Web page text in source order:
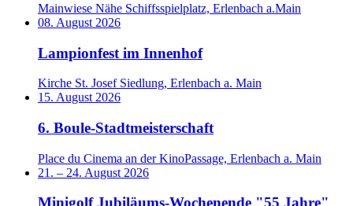
Mainwiese Nähe Schiffsspielplatz, Erlenbach a.Main
08. August 2026
Lampionfest im Innenhof
Kirche St. Josef Siedlung, Erlenbach a. Main
15. August 2026
6. Boule-Stadtmeisterschaft
Place du Cinema an der KinoPassage, Erlenbach a. Main
21. – 24. August 2026